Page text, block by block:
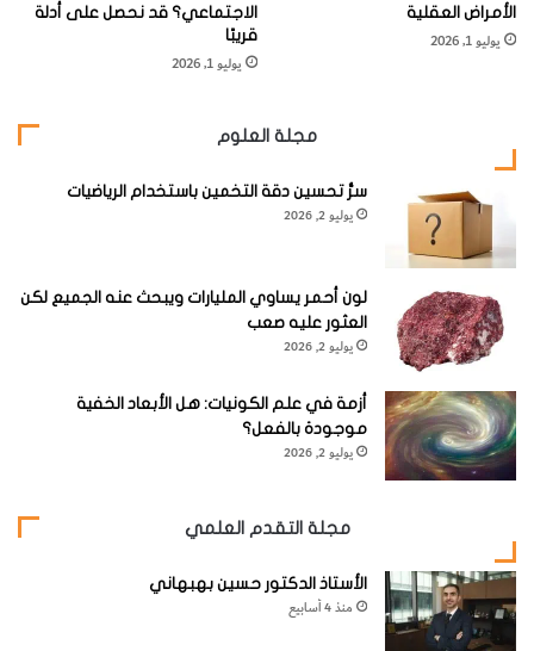
الأخيرة تدل على وجود شيء ما بدلاً من كونها دليلا دامغا.”
فضاء
الأمراض العقلية
يوليو 1, 2026
الاجتماعي؟ قد نحصل على أدلة
قريبًا
يوليو 1, 2026
مجلة العلوم
سرُّ تحسين دقة التخمين باستخدام الرياضيات
يوليو 2, 2026
لون أحمر يساوي المليارات ويبحث عنه الجميع لكن
العثور عليه صعب
يوليو 2, 2026
أزمة في علم الكونيات: هل الأبعاد الخفية
موجودة بالفعل؟
يوليو 2, 2026
مجلة التقدم العلمي
الأستاذ الدكتور حسين بهبهاني
منذ 4 أسابيع